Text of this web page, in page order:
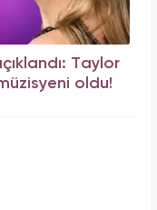
Taylor
oldu!